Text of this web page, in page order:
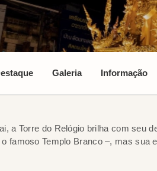
Galeria Informação
a Torre do Relógio brilha com seu
famoso Templo Branco –, mas